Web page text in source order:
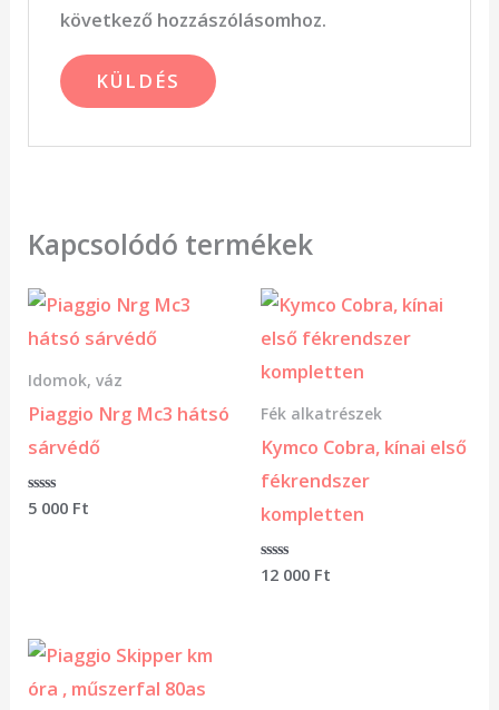
következő hozzászólásomhoz.
Kapcsolódó termékek
Idomok, váz
Piaggio Nrg Mc3 hátsó
sárvédő
Értékelés:
5 000 Ft
Fék alkatrészek
Kymco Cobra, kínai első
fékrendszer
kompletten
Értékelés:
12 000 Ft